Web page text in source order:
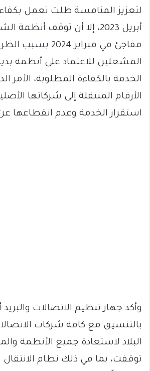
لتعزيز المنافسة ظلت تعمل
أبريل 2023، إلا أن توقف
مفاجئ في فبراير
المشغلين للاعتماد على أنظمة
الخدمة بالكفاءة المطلوبة، الأمر
الأرقام المنتقلة إلى شركاتها
استقرار الخدمة وعدم انقطاعها
وأكد جهاز تنظيم الاتصالات والبريد
بالتنسيق مع كافة شركات
البلاد لاستعادة جميع الأنظمة
توقفت، بما في ذلك نظام